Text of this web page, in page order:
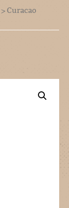
> Curacao